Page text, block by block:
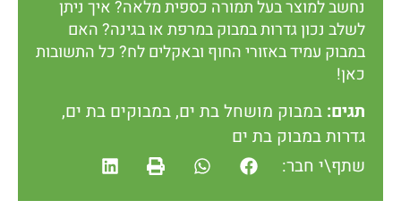
נחשב למוצר בעל תמורה כספית מלאה? איך ניתן
לשלב נכון גדרות במבוק במרפת או בגינה? האם
במבוק עמיד באזורי החוף ובאקלים לח? כל התשובות
כאן!
תגים: במבוק מושחל בת ים,במבוקים בת ים,
גדרות במבוק בת ים
שתף\י חבר: